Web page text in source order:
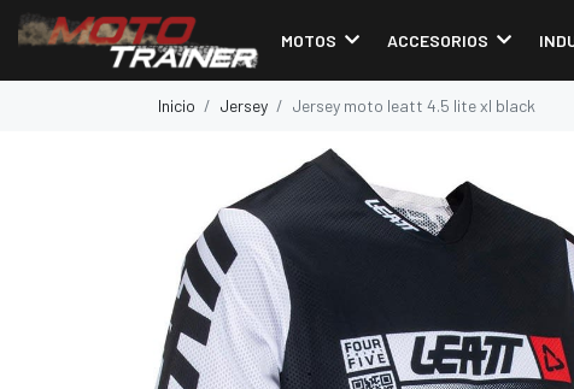
MOTOS ACCESORIOS
Inicio Jersey Jersey moto leatt 4.5 lite xl black